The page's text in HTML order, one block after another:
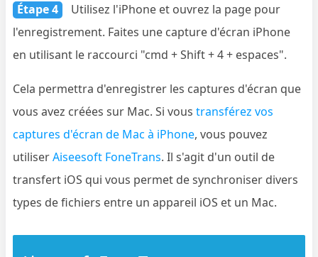
Étape 4
Utilisez l'iPhone et ouvrez la page pour
l'enregistrement. Faites une capture d'écran iPhone
en utilisant le raccourci "cmd + Shift + 4 + espaces".
Cela permettra d'enregistrer les captures d'écran que
vous avez créées sur Mac. Si voustransférez vos
captures d'écran de Mac à iPhone, vous pouvez
utiliserAiseesoft FoneTrans. Il s'agit d'un outil de
transfert iOS qui vous permet de synchroniser divers
types de fichiers entre un appareil iOS et un Mac.